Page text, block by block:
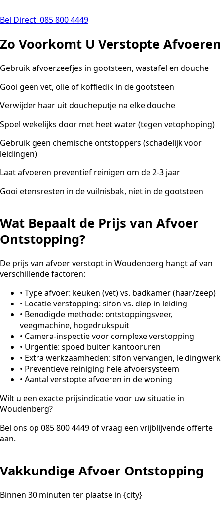
Bel Direct: 085 800 4449
Zo Voorkomt U Verstopte Afvoeren
Gebruik afvoerzeefjes in gootsteen, wastafel en douche
Gooi geen vet, olie of koffiedik in de gootsteen
Verwijder haar uit doucheputje na elke douche
Spoel wekelijks door met heet water (tegen vetophoping)
Gebruik geen chemische ontstoppers (schadelijk voor
leidingen)
Laat afvoeren preventief reinigen om de 2-3 jaar
Gooi etensresten in de vuilnisbak, niet in de gootsteen
Wat Bepaalt de Prijs van Afvoer
Ontstopping?
De prijs van afvoer verstopt in Woudenberg hangt af van
verschillende factoren:
• Type afvoer: keuken (vet) vs. badkamer (haar/zeep)
• Locatie verstopping: sifon vs. diep in leiding
• Benodigde methode: ontstoppingsveer,
veegmachine, hogedrukspuit
• Camera-inspectie voor complexe verstopping
• Urgentie: spoed buiten kantooruren
• Extra werkzaamheden: sifon vervangen, leidingwerk
• Preventieve reiniging hele afvoersysteem
• Aantal verstopte afvoeren in de woning
Wilt u een exacte prijsindicatie voor uw situatie in
Woudenberg?
Bel ons op 085 800 4449 of vraag een vrijblijvende offerte
aan.
Vakkundige Afvoer Ontstopping
Binnen 30 minuten ter plaatse in {city}